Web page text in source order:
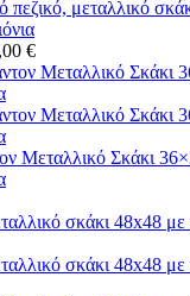
πεζικό, μεταλλικό
€
Μεταλλικό Σκάκι